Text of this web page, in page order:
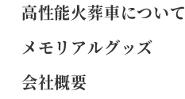
高性能火葬車について
メモリアルグッズ
会社概要